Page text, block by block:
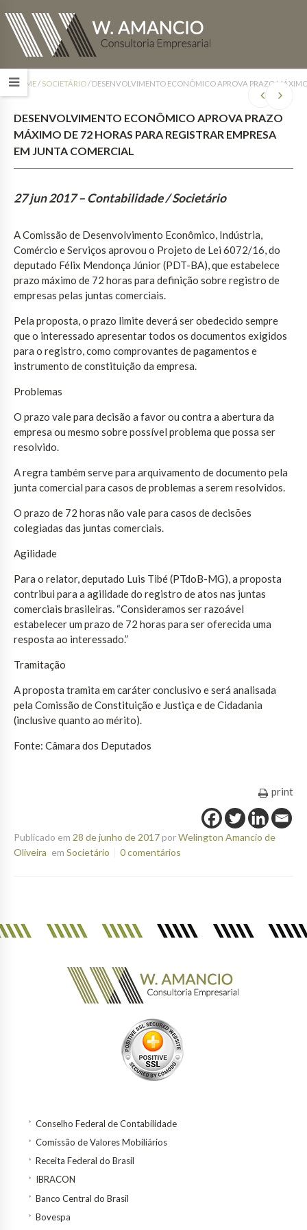
HOME/ SOCIETÁRIO/ DESENVOLVIMENTO ECONÔMICO APROVA PRAZO
DESENVOLVIMENTO ECONÔMICO APROVA PRAZO
MÁXIMO DE 72 HORAS PARA REGISTRAR EMPRESA
EM JUNTA COMERCIAL
27 jun 2017 – Contabilidade / Societário
A Comissão de Desenvolvimento Econômico, Indústria,
Comércio e Serviços aprovou o Projeto de Lei 6072/16, do
deputado Félix Mendonça Júnior (PDT-BA), que estabelece
prazo máximo de 72 horas para definição sobre registro de
empresas pelas juntas comerciais.
Pela proposta, o prazo limite deverá ser obedecido sempre
que o interessado apresentar todos os documentos exigidos
para o registro, como comprovantes de pagamentos e
instrumento de constituição da empresa.
Problemas
O prazo vale para decisão a favor ou contra a abertura da
empresa ou mesmo sobre possível problema que possa ser
resolvido.
A regra também serve para arquivamento de documento pela
junta comercial para casos de problemas a serem resolvidos.
O prazo de 72 horas não vale para casos de decisões
colegiadas das juntas comerciais.
Agilidade
Para o relator, deputado Luis Tibé (PTdoB-MG), a proposta
contribui para a agilidade do registro de atos nas juntas
comerciais brasileiras. “Consideramos ser razoável
estabelecer um prazo de 72 horas para ser oferecida uma
resposta ao interessado.”
Tramitação
A proposta tramita em caráter conclusivo e será analisada
pela Comissão de Constituição e Justiça e de Cidadania
(inclusive quanto ao mérito).
Fonte: Câmara dos Deputados
print
Publicado em 28 de junho de 2017porWelington Amancio de
Oliveira em Societário 0 comentários
Conselho Federal de Contabilidade
Comissão de Valores Mobiliários
Receita Federal do Brasil
IBRACON
Banco Central do Brasil
Bovespa